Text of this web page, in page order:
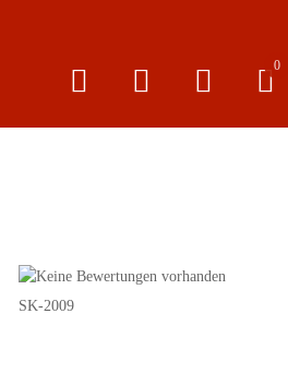
0
SK-2009